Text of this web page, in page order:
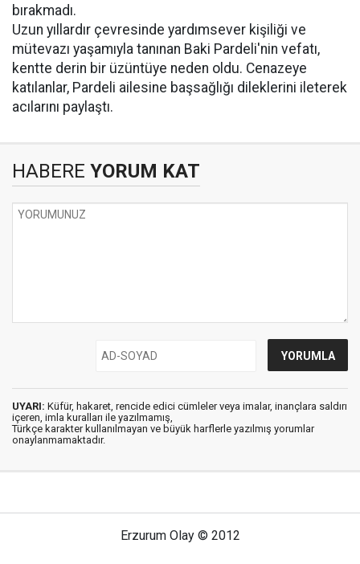
bırakmadı.
Uzun yıllardır çevresinde yardımsever kişiliği ve
mütevazı yaşamıyla tanınan Baki Pardeli'nin vefatı,
kentte derin bir üzüntüye neden oldu. Cenazeye
katılanlar, Pardeli ailesine başsağlığı dileklerini ileterek
acılarını paylaştı.
HABERE YORUM KAT
UYARI: Küfür, hakaret, rencide edici cümleler veya imalar, inançlara saldırı
içeren, imla kuralları ile yazılmamış,
Türkçe karakter kullanılmayan ve büyük harflerle yazılmış yorumlar
onaylanmamaktadır.
Erzurum Olay © 2012